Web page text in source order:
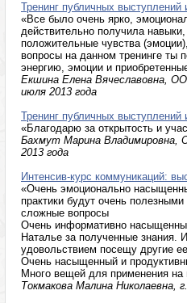
Тренинг публичных выступлений
«Все было очень ярко,
действительно получила
положительные чувства
вопросы на данном тренинге ты
энергию, эмоции и
Екшина Елена Вячеславовна,
июля 2013 года
Тренинг публичных выступлений
«Благодарю за открытость и
Бахмут Марина Владимировна,
2013 года
Интенсив-курс коммуникаций:
«Очень эмоционально
практики будут очень
сложные вопросы
Очень информативно
Наталье за полученные знания.
удовольствием посещу другие
Очень насыщенный и
Много вещей для применения на
Токмакова Малина Николаевна,